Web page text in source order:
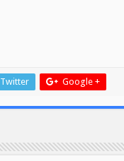
Twitter Google +